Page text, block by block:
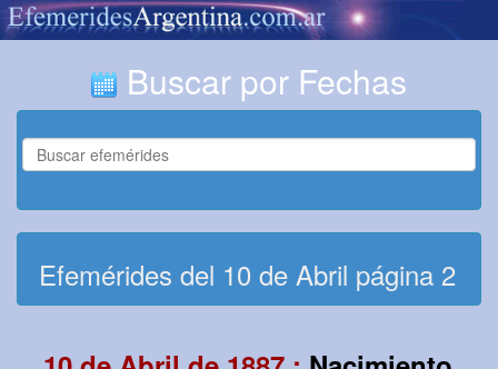
Buscar por Fechas
Efemérides del 10 de Abril página 2